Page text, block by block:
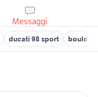
Messaggi
ducati 98 sport boulder